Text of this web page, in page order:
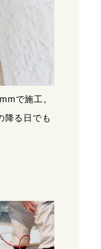
で施工。
降る日でも